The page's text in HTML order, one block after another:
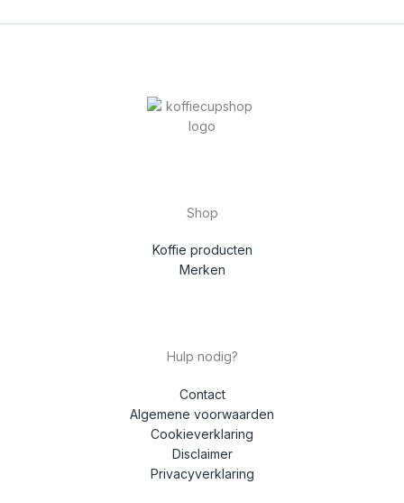
Shop
Koffie producten
Merken
Hulp nodig?
Contact
Algemene voorwaarden
Cookieverklaring
Disclaimer
Privacyverklaring